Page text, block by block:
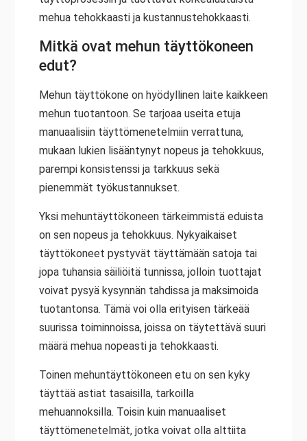
mehua tehokkaasti ja kustannustehokkaasti.
Mitkä ovat mehun täyttökoneen
edut?
Mehun täyttökone on hyödyllinen laite kaikkeen
mehun tuotantoon. Se tarjoaa useita etuja
manuaalisiin täyttömenetelmiin verrattuna,
mukaan lukien lisääntynyt nopeus ja tehokkuus,
parempi konsistenssi ja tarkkuus sekä
pienemmät työkustannukset.
Yksi mehuntäyttökoneen tärkeimmistä eduista
on sen nopeus ja tehokkuus. Nykyaikaiset
täyttökoneet pystyvät täyttämään satoja tai
jopa tuhansia säiliöitä tunnissa, jolloin tuottajat
voivat pysyä kysynnän tahdissa ja maksimoida
tuotantonsa. Tämä voi olla erityisen tärkeää
suurissa toiminnoissa, joissa on täytettävä suuri
määrä mehua nopeasti ja tehokkaasti.
Toinen mehuntäyttökoneen etu on sen kyky
täyttää astiat tasaisilla, tarkoilla
mehuannoksilla. Toisin kuin manuaaliset
täyttömenetelmät, jotka voivat olla alttiita